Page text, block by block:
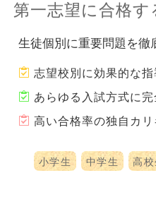
第一志望に合格す
生徒個別に重要問題を徹
志望校別に効果的な指
あらゆる入試方式に完
高い合格率の独自カリ
小学生 中学生 高校